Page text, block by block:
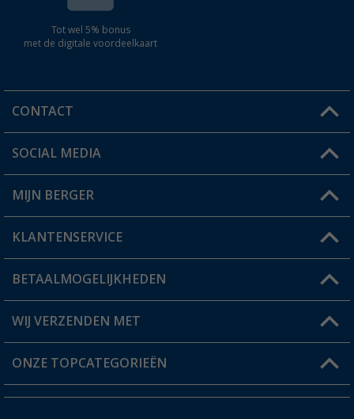
Tot wel 5% bonus
met de digitale voordeelkaart
CONTACT
Een vraag?
Winkel vinden
SOCIAL MEDIA
MIJN BERGER
Mijn account
Status bestelling
Verlanglijstje
KLANTENSERVICE
FAQ & Contact
Verzendinformatie
Catalogus
BETAALMOGELIJKHEDEN
WIJ VERZENDEN MET
ONZE TOPCATEGORIEËN